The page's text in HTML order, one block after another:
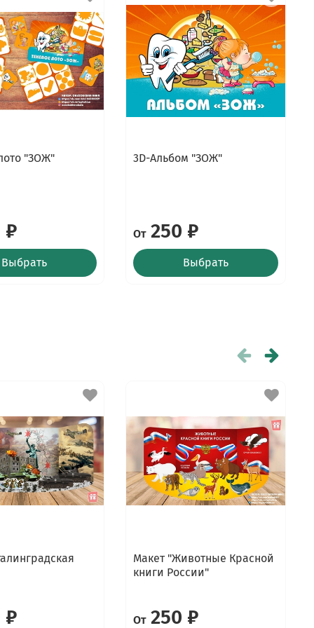
"ЗОЖ"
₽
Выбрать
3D-Альбом "ЗОЖ"
От250 ₽
Выбрать
₽
Макет "Животные Красной
книги России"
От250 ₽